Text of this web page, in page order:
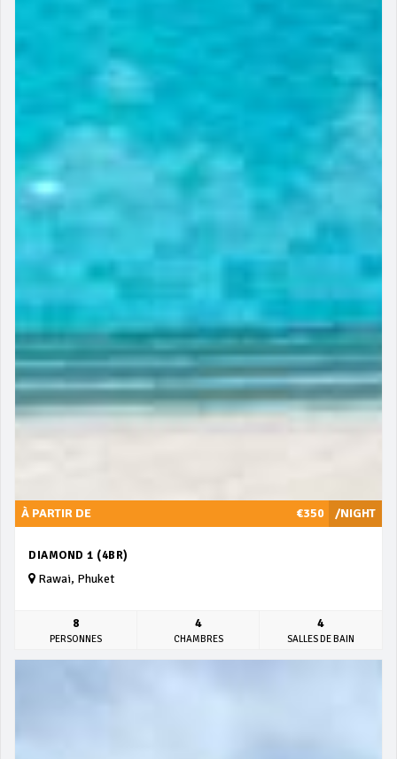
/NIGHT
À PARTIR DE €350
DIAMOND 1 (4BR)
Rawai, Phuket
8
PERSONNES
4
CHAMBRES
4
SALLES DE BAIN